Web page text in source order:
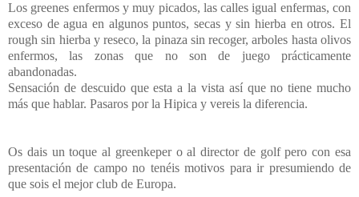
Los greenes enfermos y muy picados, las calles igual enfermas, con
exceso de agua en algunos puntos, secas y sin hierba en otros. El
rough sin hierba y reseco, la pinaza sin recoger, arboles hasta olivos
enfermos, las zonas que no son de juego prácticamente
abandonadas.
Sensación de descuido que esta a la vista así que no tiene mucho
más que hablar. Pasaros por la Hipica y vereis la diferencia.
Os dais un toque al greenkeper o al director de golf pero con esa
presentación de campo no tenéis motivos para ir presumiendo de
que sois el mejor club de Europa.